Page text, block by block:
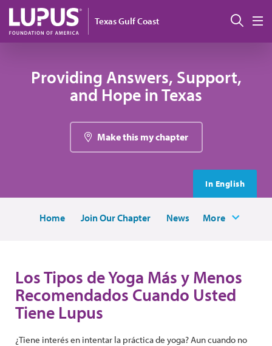
Pasar al contenido principal
Texas Gulf Coast
Providing Answers, Support,
and Hope in Texas
Make this my chapter
In English
Home Join Our Chapter News More
Los Tipos de Yoga Más y Menos
Recomendados Cuando Usted
Tiene Lupus
¿Tiene interés en intentar la práctica de yoga? Aun cuando no